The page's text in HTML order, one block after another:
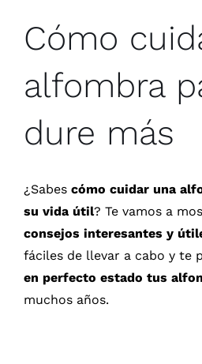
Cuadros
Mueble auxiliar
Cómo
alfombra
dure más
¿Sabes cómo cuidar una
su vida útil? Te vamos a
consejos interesantes y
fáciles de llevar a cabo y te
en perfecto estado tus
muchos años.